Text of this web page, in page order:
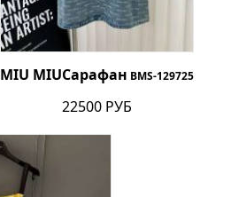
Сарафан
MIU MIU BMS-129725
22500 РУБ